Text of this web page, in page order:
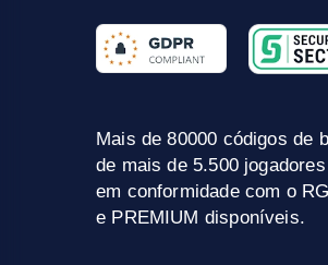
Mais de 80000 códigos de
de mais de 5.500
em conformidade com o
e PREMIUM disponíveis.